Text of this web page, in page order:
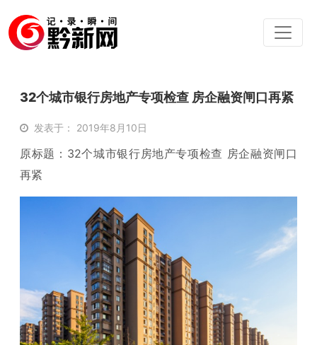
32个城市银行房地产专项检查 房企融资闸口再紧
发表于： 2019年8月10日
原标题：32个城市银行房地产专项检查 房企融资闸口
再紧